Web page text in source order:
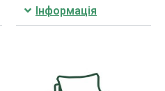
Інформація